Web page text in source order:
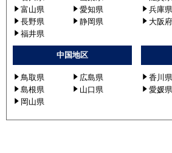
富山県
愛知県
長野県
静岡県
福井県
兵庫県
大阪府
中国地区
鳥取県
広島県
島根県
山口県
岡山県
香川県
愛媛県